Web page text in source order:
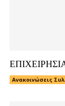
Ανακοινώσεις